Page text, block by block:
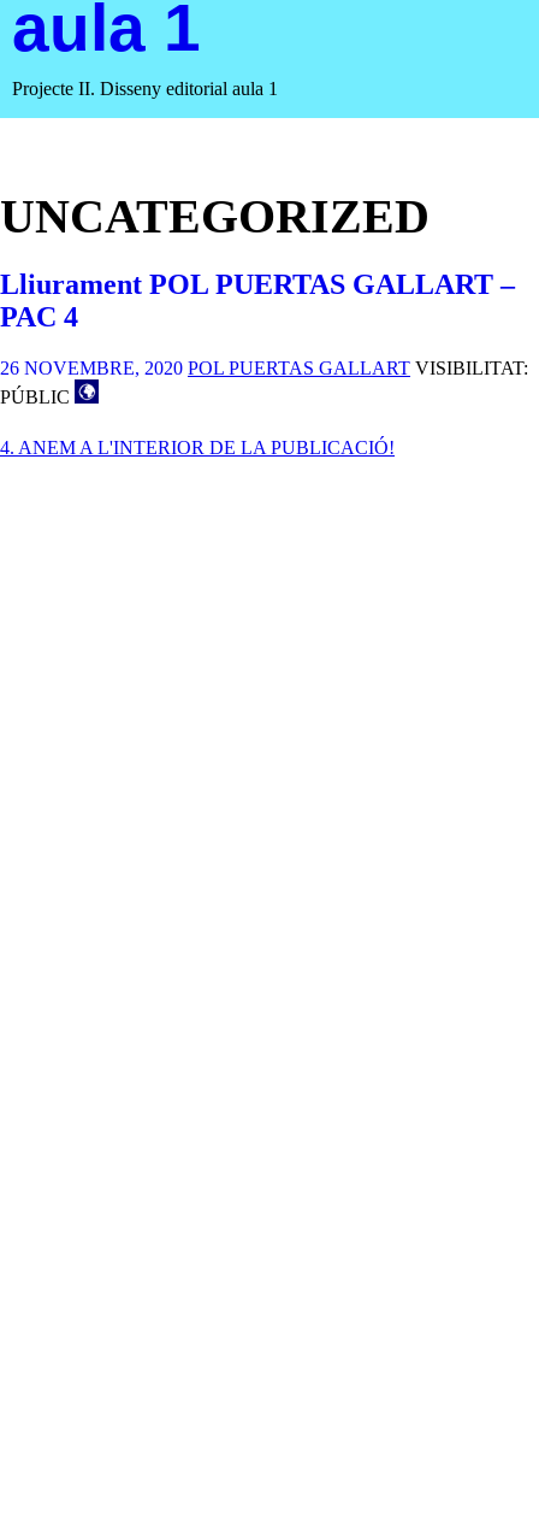
aula 1
Projecte II. Disseny editorial aula 1
UNCATEGORIZED
Lliurament POL PUERTAS GALLART –
PAC 4
26 NOVEMBRE, 2020 POL PUERTAS GALLART VISIBILITAT:
PÚBLIC
4. ANEM A L'INTERIOR DE LA PUBLICACIÓ!